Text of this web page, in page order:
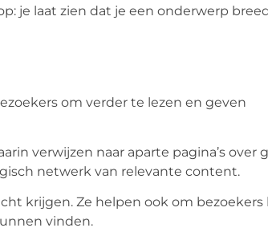
je laat zien dat je een onderwerp
om verder te lezen en geven
verwijzen naar aparte pagina’s over
netwerk van relevante content.
krijgen. Ze helpen ook om bezoekers
vinden.